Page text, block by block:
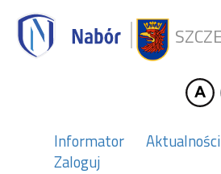
Informator Aktualności
Zaloguj